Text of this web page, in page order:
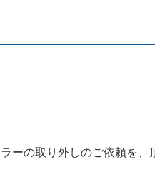
ーの取り外しのご依頼を、